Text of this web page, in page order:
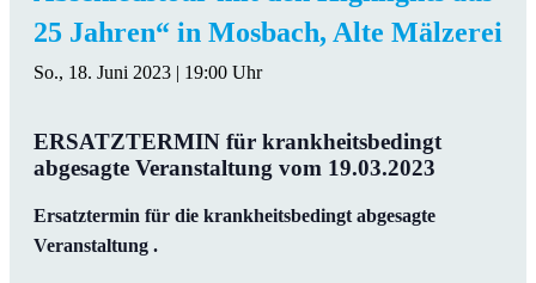
25 Jahren“ in Mosbach, Alte Mälzerei
So., 18. Juni 2023 | 19:00 Uhr
ERSATZTERMIN für krankheitsbedingt
abgesagte Veranstaltung vom 19.03.2023
Ersatztermin für die krankheitsbedingt abgesagte
Veranstaltung .